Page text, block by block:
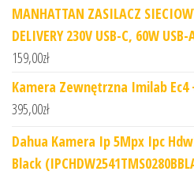
MANHATTAN ZASILACZ
DELIVERY 230V USB-C, 60W USB-
159,00zł
Kamera Zewnętrzna Imilab Ec4
395,00zł
Dahua Kamera Ip 5Mpx Ipc
Black